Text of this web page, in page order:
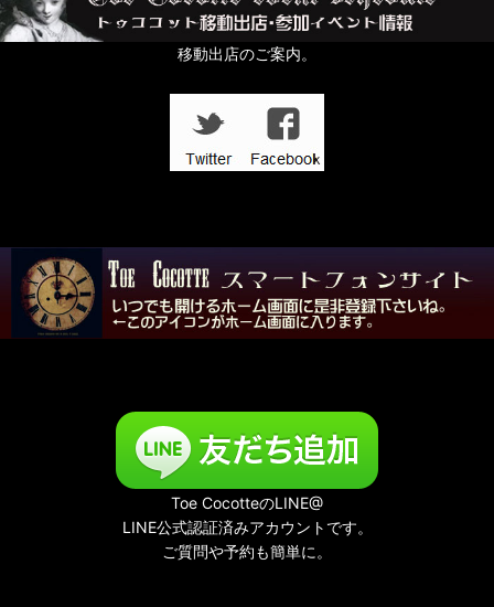
移動出店のご案内。
Toe CocotteのLINE@
LINE公式認証済みアカウントです。
ご質問や予約も簡単に。